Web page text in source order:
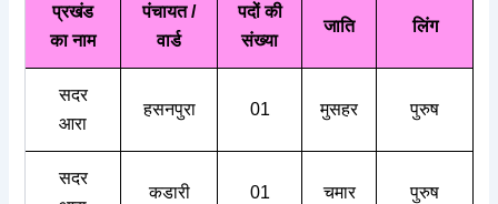
प्रखंड
का नाम
पंचायत /
वार्ड
पदों की
संख्या
जाति लिंग
सदर
आरा
हसनपुरा 01 मुसहर पुरुष
सदर
कडारी 01 चमार पुरुष